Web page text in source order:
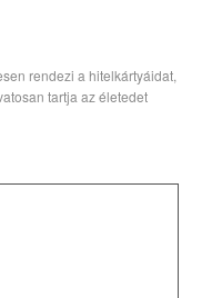
rendezi a hitelkártyáidat,
tartja az életedet